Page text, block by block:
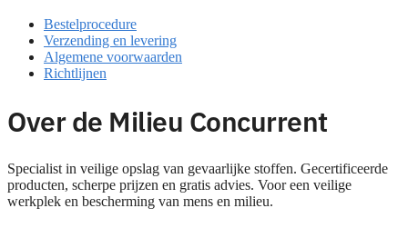
Bestelprocedure
Verzending en levering
Algemene voorwaarden
Richtlijnen
Over de Milieu Concurrent
Specialist in veilige opslag van gevaarlijke stoffen. Gecertificeerde
producten, scherpe prijzen en gratis advies. Voor een veilige
werkplek en bescherming van mens en milieu.